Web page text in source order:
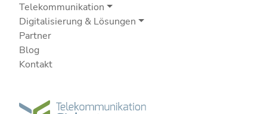
Telekommunikation
Digitalisierung & Lösungen
Partner
Blog
Kontakt